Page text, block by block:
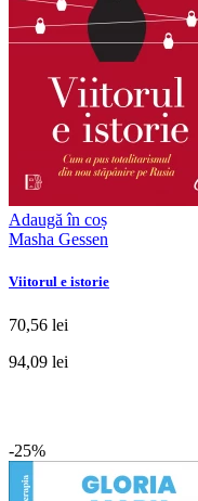
Adaugă în coș
Masha Gessen
Viitorul e istorie
70,56 lei
94,09 lei
-25%